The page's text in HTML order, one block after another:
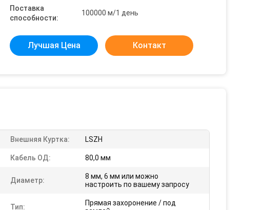
Поставка
способности:
100000 м/1 день
Лучшая Цена Контакт
Внешняя Куртка: LSZH
Кабель ОД: 80,0 мм
Диаметр:
8 мм, 6 мм или можно
настроить по вашему запросу
Тип:
Прямая захоронение / под